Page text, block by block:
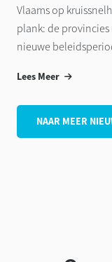
Vlaams op
plank: de
nieuwe
Lees Meer
NAAR MEER